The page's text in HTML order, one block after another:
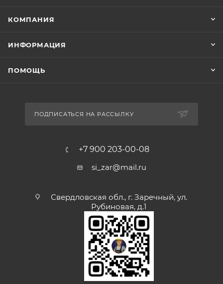
КОМПАНИЯ
ИНФОРМАЦИЯ
ПОМОЩЬ
ПОДПИСАТЬСЯ НА РАССЫЛКУ
+7 900 203-00-08
si_zar@mail.ru
Свердловская обл., г. Заречный, ул.
Рубиновая, д.1